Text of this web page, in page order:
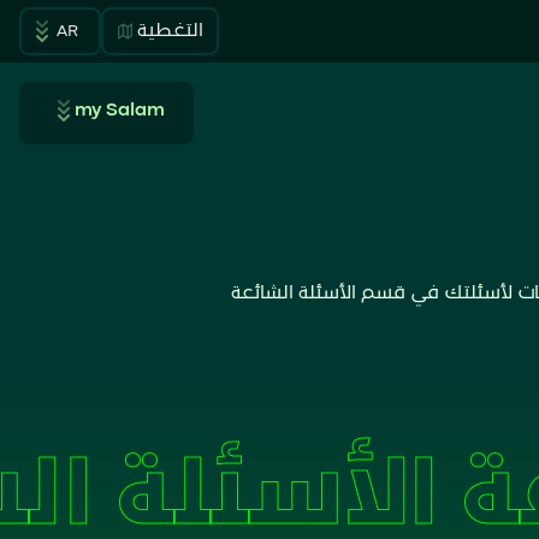
التغطية AR
my Salam
لأسئلتك في قسم الأسئلة الشائعة